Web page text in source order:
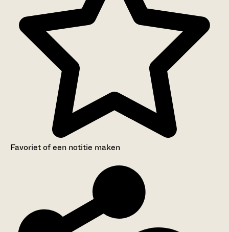
Favoriet of een notitie maken